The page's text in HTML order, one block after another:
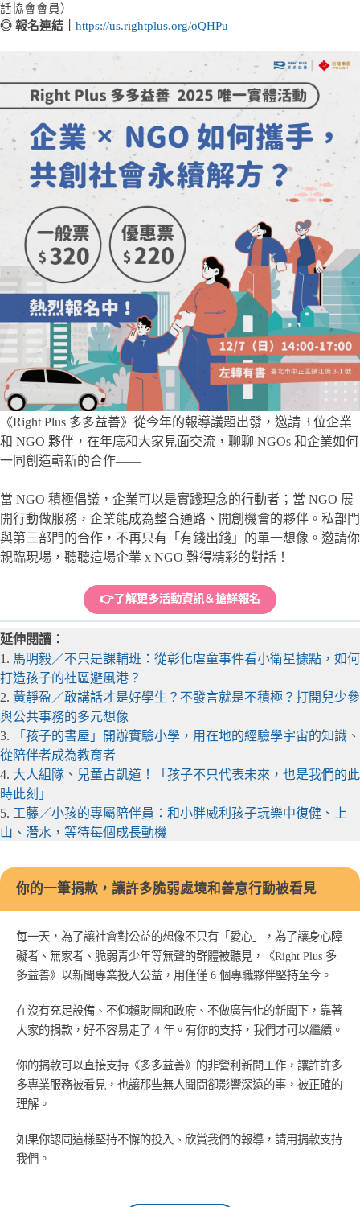
話協會會員）
◎ 報名連結｜ https://us.rightplus.org/oQHPu
《Right Plus 多多益善》從今年的報導議題出發，邀請 3 位企業
和 NGO 夥伴，在年底和大家見面交流，聊聊 NGOs 和企業如何
一同創造嶄新的合作——
當 NGO 積極倡議，企業可以是實踐理念的行動者；當 NGO 展
開行動做服務，企業能成為整合通路、開創機會的夥伴。私部門
與第三部門的合作，不再只有「有錢出錢」的單一想像。邀請你
親臨現場，聽聽這場企業 x NGO 難得精彩的對話！
👉了解更多活動資訊＆搶鮮報名
延伸閱讀：
1. 馬明毅／不只是課輔班：從彰化虐童事件看小衛星據點，如何
打造孩子的社區避風港？
2. 黃靜盈／敢講話才是好學生？不發言就是不積極？打開兒少參
與公共事務的多元想像
3.
「孩子的書屋」開辦實驗小學，用在地的經驗學宇宙的知識、
從陪伴者成為教育者
4. 大人組隊、兒童占凱道！「孩子不只代表未來，也是我們的此
時此刻」
5. 工藤／小孩的專屬陪伴員：和小胖威利孩子玩樂中復健、上
山、潛水，等待每個成長動機
你的一筆捐款，讓許多脆弱處境和善意行動被看見
每一天，為了讓社會對公益的想像不只有「愛心」，為了讓身心障
礙者、無家者、脆弱青少年等無聲的群體被聽見，《Right Plus 多
多益善》以新聞專業投入公益，用僅僅 6 個專職夥伴堅持至今。
在沒有充足設備、不仰賴財團和政府、不做廣告化的新聞下，靠著
大家的捐款，好不容易走了 4 年。有你的支持，我們才可以繼續。
你的捐款可以直接支持《多多益善》的非營利新聞工作，讓許許多
多專業服務被看見，也讓那些無人聞問卻影響深遠的事，被正確的
理解。
如果你認同這樣堅持不懈的投入、欣賞我們的報導，請用捐款支持
我們。